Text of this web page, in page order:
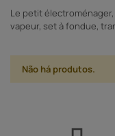
Le petit
vapeur, set à fondue,
vous permettront
facilement et
compacts, ces
Não há produtos.